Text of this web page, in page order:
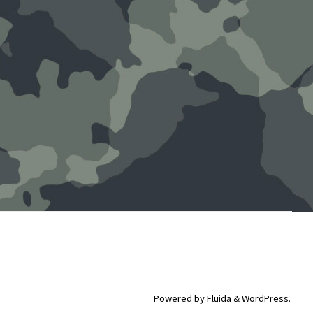
Powered byFluida &WordPress.